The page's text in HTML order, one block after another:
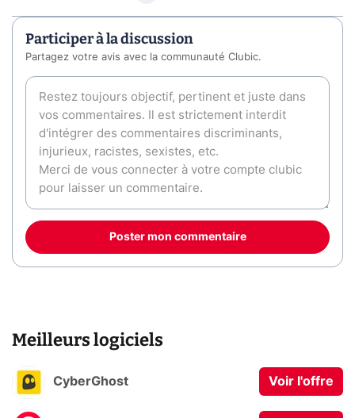
Participer à la discussion
Partagez votre avis avec la communauté Clubic.
Poster mon commentaire
Meilleurs logiciels
CyberGhost Voir l'offre